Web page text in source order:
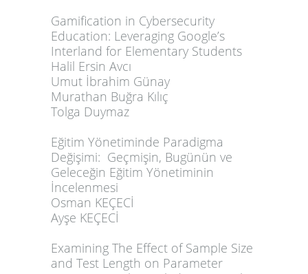
Gamification in Cybersecurity
Education: Leveraging Google’s
Interland for Elementary Students
Halil Ersin Avcı
Umut İbrahim Günay
Murathan Buğra Kılıç
Tolga Duymaz
Eğitim Yönetiminde Paradigma
Değişimi: Geçmişin, Bugünün ve
Geleceğin Eğitim Yönetiminin
İncelenmesi
Osman KEÇECİ
Ayşe KEÇECİ
Examining The Effect of Sample Size
and Test Length on Parameter